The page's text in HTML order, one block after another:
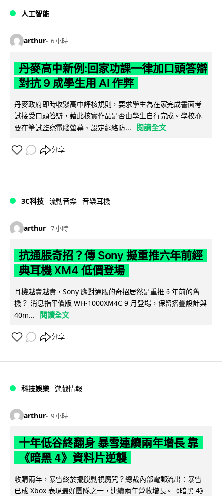
人工智能
arthur 6 小時
丹麥高中新例:回家功課一律加口頭答辯
對抗 9 成學生用 AI 作弊
丹麥政府即時收緊高中評核規則，要求學生為在家完成書面考
試接受口頭答辯，藉此核實作品是否由學生自行完成。學校亦
要在筆試監察電腦螢幕、設定網絡防...
閱讀全文
分享
3C科技 流動音樂 音樂耳機
arthur 7 小時
抗通脹奇招？傳 Sony 擬重推六年前經
典耳機 XM4 低價登場
耳機越賣越貴，Sony 應對通脹的奇招居然是重推 6 年前的舊
機？ 消息指平價版 WH-1000XM4C 9 月登場，保留摺疊設計與
40m...
閱讀全文
分享
科技娛樂 遊戲情報
arthur 9 小時
十年低谷終翻身 暴雪連續兩年增長 靠
《暗黑 4》資料片逆襲
收購兩年，暴雪終於擺脫動視魔咒？總裁內部電郵流出：暴雪
已成 Xbox 表現最好團隊之一，連續兩年營收增長。《暗黑 4》